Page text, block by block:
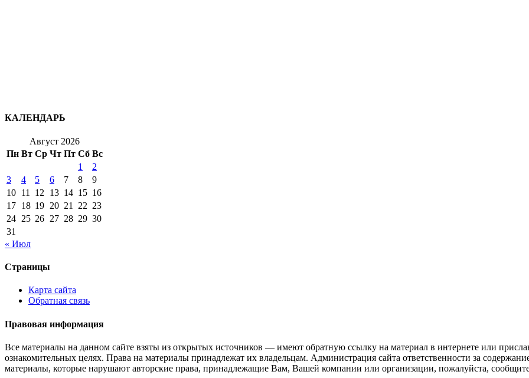
КАЛЕНДАРЬ
Август 2026
Пн Вт Ср Чт Пт Сб Вс
1
2
3
4 5 6 7 8
9
10 11 12 13 14 15 16
17 18 19 20 21 22 23
24 25 26 27 28 29 30
31
« Июл
Страницы
Карта сайта
Обратная связь
Правовая информация
Все материалы на данном сайте взяты из открытых источников — имеют обратную ссылку на материал в интернете или
ознакомительных целях. Права на материалы принадлежат их владельцам. Администрация сайта ответственности за
материалы, которые нарушают авторские права, принадлежащие Вам, Вашей компании или организации, пожалуйста,